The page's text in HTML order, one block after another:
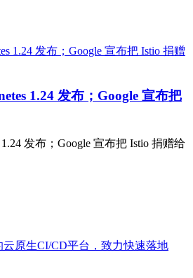
1.24 发布；Google 宣布把
发布；Google 宣布把 Istio 捐赠给